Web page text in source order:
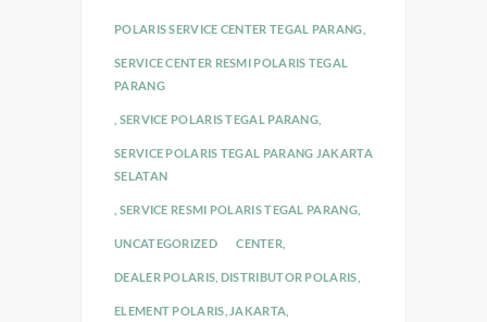
POLARIS SERVICE CENTER TEGAL PARANG
SERVICE CENTER RESMI POLARIS TEGAL
PARANG
SERVICE POLARIS TEGAL PARANG
SERVICE POLARIS TEGAL PARANG JAKARTA
SELATAN
SERVICE RESMI POLARIS TEGAL PARANG,
UNCATEGORIZED CENTER
DEALER POLARIS DISTRIBUTOR POLARIS
ELEMENT POLARIS JAKARTA